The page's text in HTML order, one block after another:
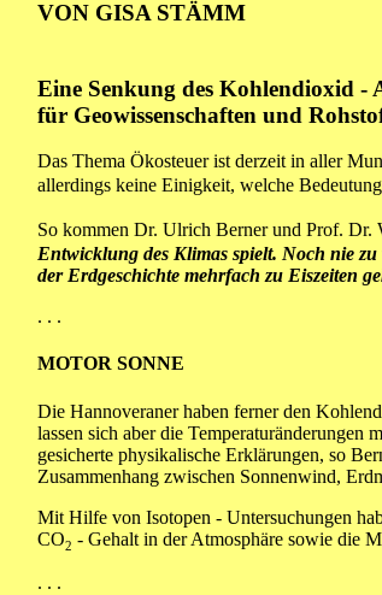
VON GISA STÄMM
Eine Senkung des Kohlendioxid -
für Geowissenschaften und
Das Thema Ökosteuer ist derzeit in aller
allerdings keine Einigkeit, welche
So kommen Dr. Ulrich Berner und Prof. Dr.
Entwicklung des Klimas spielt. Noch nie
der Erdgeschichte mehrfach zu Eiszeiten
. . .
MOTOR SONNE
Die Hannoveraner haben ferner den
lassen sich aber die
gesicherte physikalische Erklärungen, so
Zusammenhang zwischen Sonnenwind,
Mit Hilfe von Isotopen - Untersuchungen
CO2 - Gehalt in der Atmosphäre sowie die
. . .